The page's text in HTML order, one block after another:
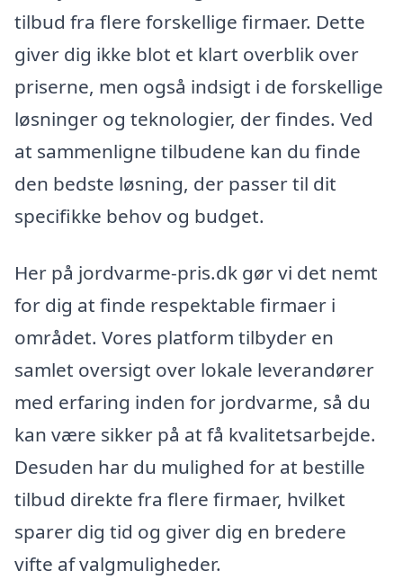
tilbud fra flere forskellige firmaer. Dette
giver dig ikke blot et klart overblik over
priserne, men også indsigt i de forskellige
løsninger og teknologier, der findes. Ved
at sammenligne tilbudene kan du finde
den bedste løsning, der passer til dit
specifikke behov og budget.
Her på jordvarme-pris.dk gør vi det nemt
for dig at finde respektable firmaer i
området. Vores platform tilbyder en
samlet oversigt over lokale leverandører
med erfaring inden for jordvarme, så du
kan være sikker på at få kvalitetsarbejde.
Desuden har du mulighed for at bestille
tilbud direkte fra flere firmaer, hvilket
sparer dig tid og giver dig en bredere
vifte af valgmuligheder.